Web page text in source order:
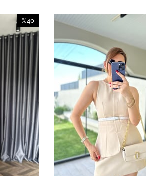
%40
İndirim